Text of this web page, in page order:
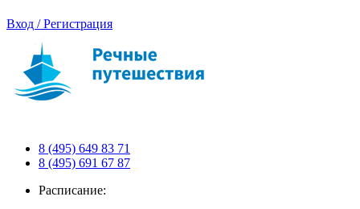
Вход / Регистрация
8 (495) 649 83 71
8 (495) 691 67 87
Расписание: